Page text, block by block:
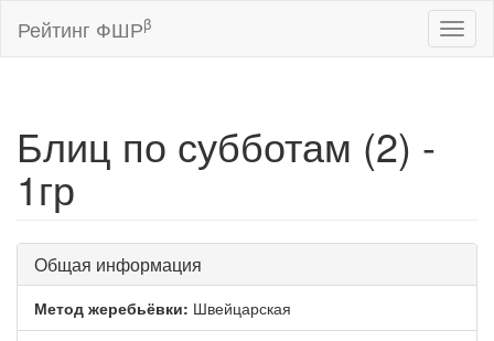
Рейтинг ФШРβ
Блиц по субботам (2) -
1гр
Общая информация
Метод жеребьёвки: Швейцарская